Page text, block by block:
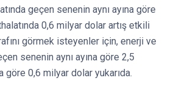
geçen senenin aynı ayına göre
0,6 milyar dolar artış etkili
görmek isteyenler için, enerji ve
senenin aynı ayına göre 2,5
göre 0,6 milyar dolar yukarıda.